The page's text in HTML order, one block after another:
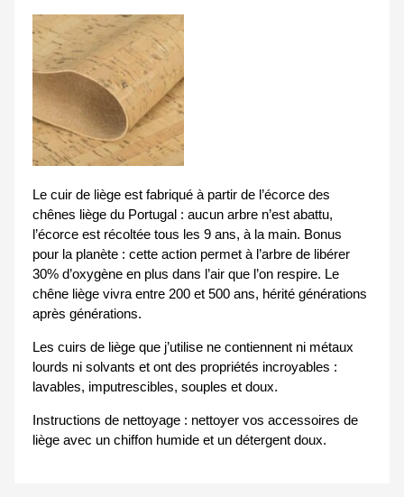
Le cuir de liège est fabriqué à partir de l’écorce des
chênes liège du Portugal : aucun arbre n’est abattu,
l’écorce est récoltée tous les 9 ans, à la main. Bonus
pour la planète : cette action permet à l’arbre de libérer
30% d’oxygène en plus dans l’air que l’on respire. Le
chêne liège vivra entre 200 et 500 ans, hérité générations
après générations.
Les cuirs de liège que j’utilise ne contiennent ni métaux
lourds ni solvants et ont des propriétés incroyables :
lavables, imputrescibles, souples et doux.
Instructions de nettoyage : nettoyer vos accessoires de
liège avec un chiffon humide et un détergent doux.